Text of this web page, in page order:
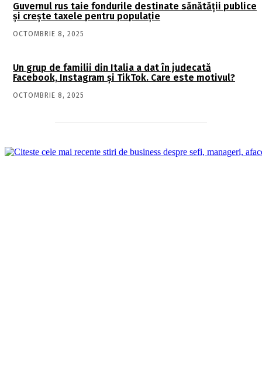
Guvernul rus taie fondurile destinate sănătății publice
și crește taxele pentru populație
OCTOMBRIE 8, 2025
Un grup de familii din Italia a dat în judecată
Facebook, Instagram și TikTok. Care este motivul?
OCTOMBRIE 8, 2025